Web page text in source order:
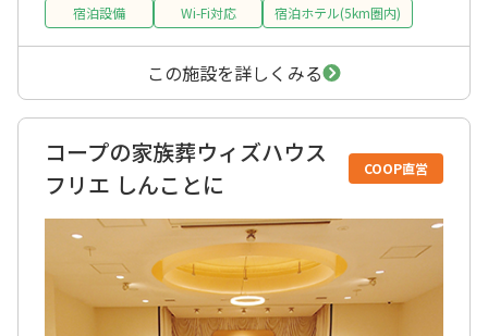
宿泊設備
Wi-Fi対応 宿泊ホテル(5km圏内)
この施設を詳しくみる
コープの家族葬ウィズハウス
フリエ しんことに
COOP直営